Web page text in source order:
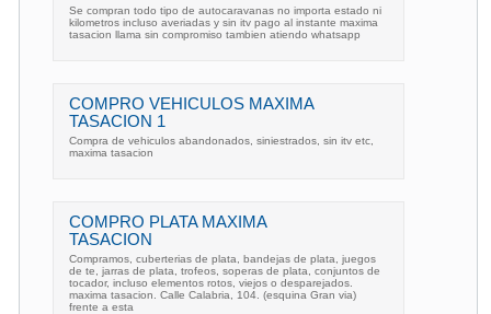
Se compran todo tipo de autocaravanas no importa estado ni
kilometros incluso averiadas y sin itv pago al instante maxima
tasacion llama sin compromiso tambien atiendo whatsapp
COMPRO VEHICULOS MAXIMA
TASACION 1
Compra de vehiculos abandonados, siniestrados, sin itv etc,
maxima tasacion
COMPRO PLATA MAXIMA
TASACION
Compramos, cuberterias de plata, bandejas de plata, juegos
de te, jarras de plata, trofeos, soperas de plata, conjuntos de
tocador, incluso elementos rotos, viejos o desparejados.
maxima tasacion. Calle Calabria, 104. (esquina Gran via)
frente a esta